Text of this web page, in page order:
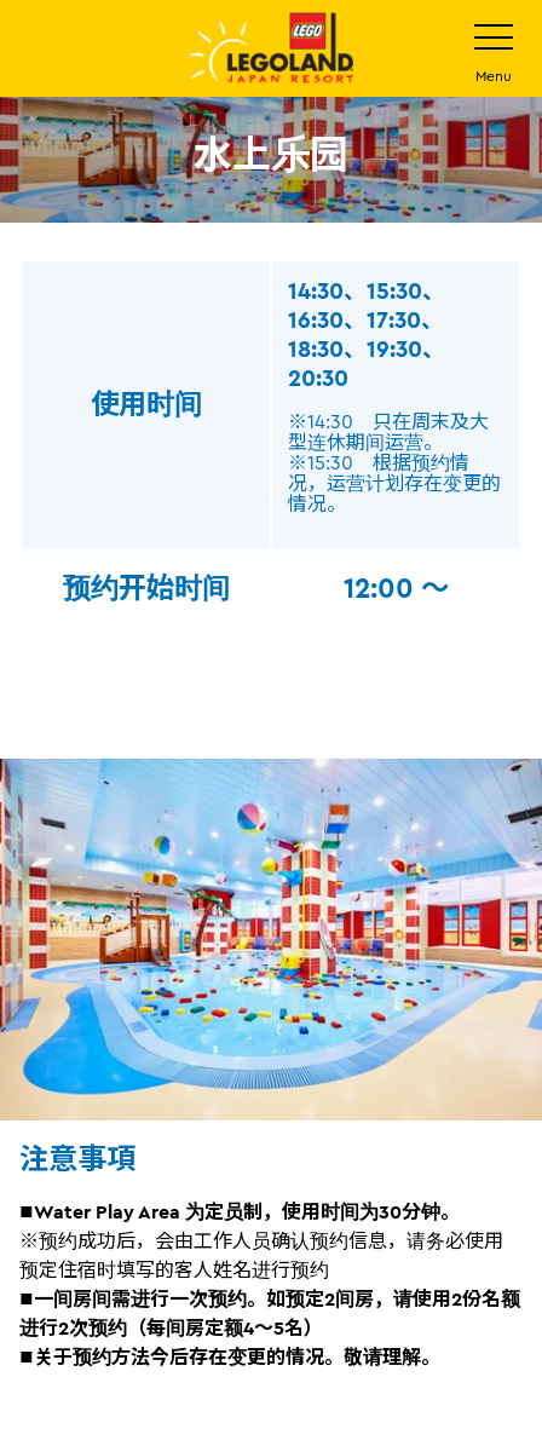
主
要
内
容
打
开
网
站
菜
单
Menu
水上乐园
使用时间
14:30、15:30、
16:30、17:30、
18:30、19:30、
20:30
※14:30
只在周末及大
型连休期间运营。
※15:30 根据预约情
况，运营计划存在变更的
情况。
预约开始时间 12:00 ～
注意事項
■Water Play Area 为定员制，使用时间为30分钟。
※预约成功后，会由工作人员确认预约信息，请务必使用
预定住宿时填写的客人姓名进行预约
■一间房间需进行一次预约。如预定2间房，请使用2份名额
进行2次预约（每间房定额4～5名）
■关于预约方法今后存在变更的情况。敬请理解。